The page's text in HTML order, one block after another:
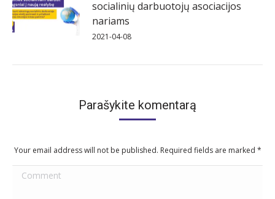
socialinių darbuotojų asociacijos
nariams
2021-04-08
Parašykite komentarą
Your email address will not be published. Required fields are marked *
Comment